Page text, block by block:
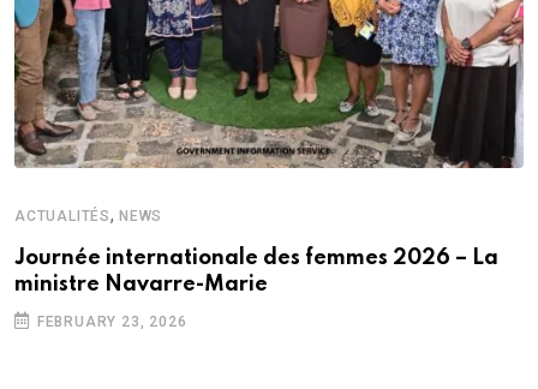
ACTUALITÉS, NEWS
Journée internationale des femmes 2026 – La
ministre Navarre-Marie
FEBRUARY 23, 2026